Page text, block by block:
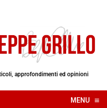
approfondimenti ed opinioni
MENU ≡
☰